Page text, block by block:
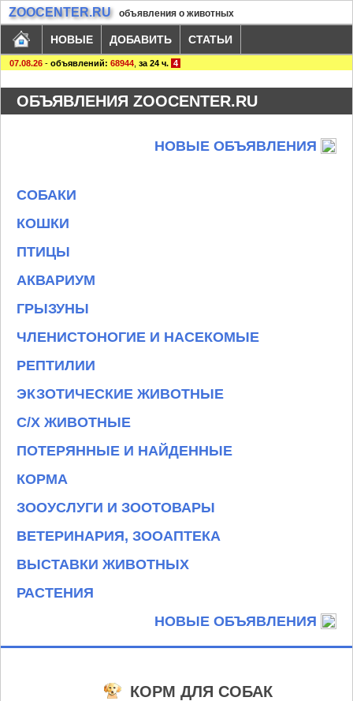
ZOOCENTER.RU объявления о животных
НОВЫЕ ДОБАВИТЬ СТАТЬИ
07.08.26 - объявлений: 68944 за 24 ч. 4
ОБЪЯВЛЕНИЯ ZOOCENTER.RU
НОВЫЕ ОБЪЯВЛЕНИЯ
СОБАКИ
КОШКИ
ПТИЦЫ
АКВАРИУМ
ГРЫЗУНЫ
ЧЛЕНИСТОНОГИЕ И НАСЕКОМЫЕ
РЕПТИЛИИ
ЭКЗОТИЧЕСКИЕ ЖИВОТНЫЕ
С/Х ЖИВОТНЫЕ
ПОТЕРЯННЫЕ И НАЙДЕННЫЕ
КОРМА
ЗООУСЛУГИ И ЗООТОВАРЫ
ВЕТЕРИНАРИЯ, ЗООАПТЕКА
ВЫСТАВКИ ЖИВОТНЫХ
РАСТЕНИЯ
НОВЫЕ ОБЪЯВЛЕНИЯ
КОРМ ДЛЯ СОБАК